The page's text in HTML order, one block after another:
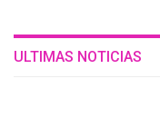
ULTIMAS NOTICIAS